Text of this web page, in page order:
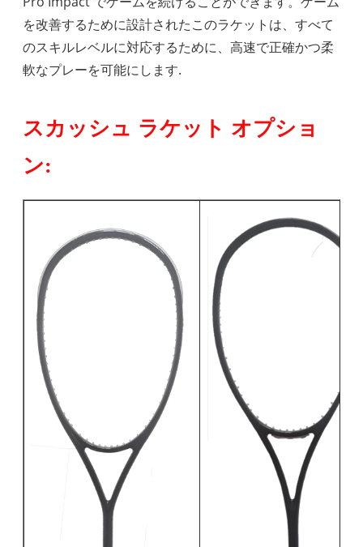
を改善するために設計されたこのラケットは、すべて
のスキルレベルに対応するために、高速で正確かつ柔
軟なプレーを可能にします.
スカッシュ ラケット オプショ
ン: